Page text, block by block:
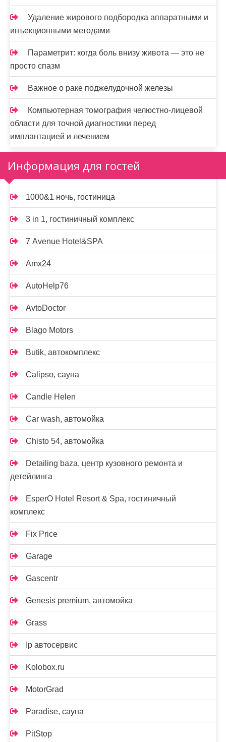
Удаление жирового подбородка аппаратными и
инъекционными методами
Параметрит: когда боль внизу живота — это не
просто спазм
Важное о раке поджелудочной железы
Компьютерная томография челюстно-лицевой
области для точной диагностики перед
имплантацией и лечением
Информация для гостей
1000&1 ночь, гостиница
3 in 1, гостиничный комплекс
7 Avenue Hotel&SPA
Amx24
AutoHelp76
AvtoDoctor
Blago Motors
Butik, автокомплекс
Calipso, сауна
Candle Helen
Car wash, автомойка
Chisto 54, автомойка
Detailing baza, центр кузовного ремонта и
детейлинга
EsperO Hotel Resort & Spa, гостиничный
комплекс
Fix Price
Garage
Gascentr
Genesis premium, автомойка
Grass
Ip автосервис
Kolobox.ru
MotorGrad
Paradise, сауна
PitStop